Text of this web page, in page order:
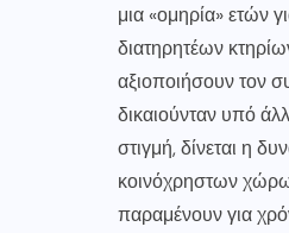
μια «ομηρία» ετών
διατηρητέων
αξιοποιήσουν τον
δικαιούνταν υπό
στιγμή, δίνεται η
κοινόχρηστων
παραμένουν για